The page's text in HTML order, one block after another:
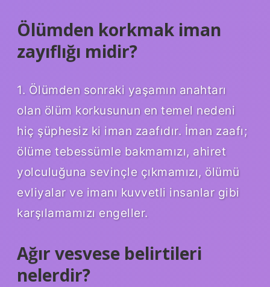
Ölümden korkmak iman
zayıflığı midir?
1. Ölümden sonraki yaşamın anahtarı
olan ölüm korkusunun en temel nedeni
hiç şüphesiz ki iman zaafıdır. İman zaafı;
ölüme tebessümle bakmamızı, ahiret
yolculuğuna sevinçle çıkmamızı, ölümü
evliyalar ve imanı kuvvetli insanlar gibi
karşılamamızı engeller.
Ağır vesvese belirtileri
nelerdir?